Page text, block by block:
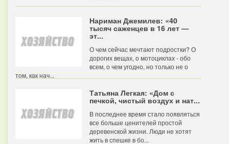
Нариман Джемилев: «40
тысяч саженцев в 16 лет —
эт...
О чем сейчас мечтают подростки? О
дорогих вещах, о мотоциклах - обо
всем, о чем угодно, но только не о
том, как нач...
Татьяна Легкая: «Дом с
печкой, чистый воздух и нат...
В последнее время стало появляться
все больше ценителей простой
деревенской жизни. Люди не хотят
жить в спешке в бо...